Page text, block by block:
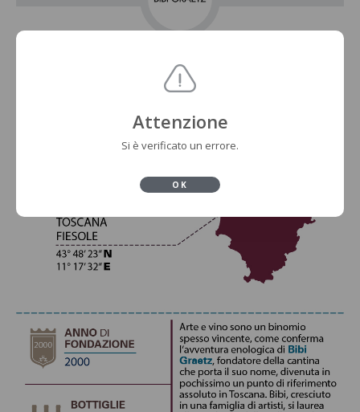
Attenzione
Si è verificato un errore.
OK